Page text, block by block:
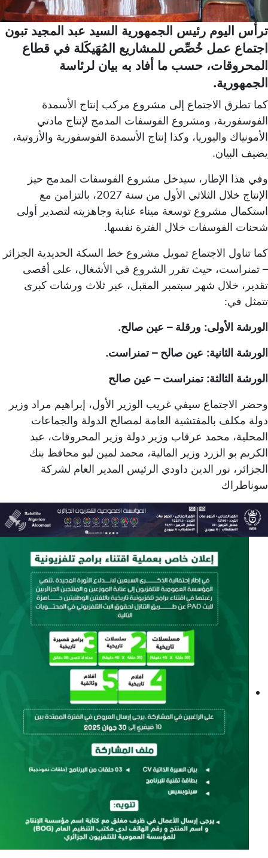
ترأس اليوم رئيس الجمهورية السيد عبد المجيد تبون
اجتماع عمل خُصِّص للمشاريع المُهَيكَلة في قطاع
المحروقات، حسب ما أفاد به بيان لرئاسة
الجمهورية.
كما تطرق الاجتماع إلى مشروع مركب إنتاج الأسمدة
الفوسفورية، ومشروع الفوسفات المدمج لإنتاج مادتي
الأمونياك واليوريا، وكذا إنتاج الأسمدة الفوسفورية والأزوتية،
يضيف البيان.
وفي هذا الإطار، سيدخل مشروع الفوسفات المدمج حيز
الإنتاج خلال الثلاثي الأول من سنة 2027، بالتزامن مع
استكمال مشروع توسعة ميناء عنابة وجاهزيته لتصدير أولى
شحنات الفوسفات خلال الفترة نفسها.
كما تناول الاجتماع تمويل مشروع خط السكة الحديدية الجزائر
– تمنراست، حيث تقرر الشروع في الأشغال، على أقصى
تقدير، خلال شهر سبتمبر المقبل، عبر ثلاث ورشات كبرى
تتمثل في:
الورشة الأولى: ورقلة – عين صالح.
الورشة الثانية: عين صالح – تمنراست.
الورشة الثالثة: تمنراست – عين صالح
وحضر الاجتماع سيفي غريب الوزير الأول، إبراهيم مراد وزير
دولة مكلف بالمفتشية العامة لمصالح الدولة والجماعات
المحلية، محمد عرقاب وزير دولة وزير المحروقات، عبد
الكريم بو الزرد وزير المالية، محمد لمين لبو محافظ بنك
الجزائر، نور الدين داودي الرئيس المدير العام لشركة
سوناطراك